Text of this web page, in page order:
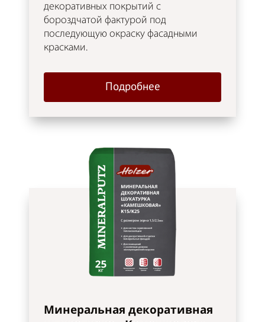
декоративных покрытий с
бороздчатой фактурой под
последующую окраску фасадными
красками.
Подробнее
Минеральная декоративная